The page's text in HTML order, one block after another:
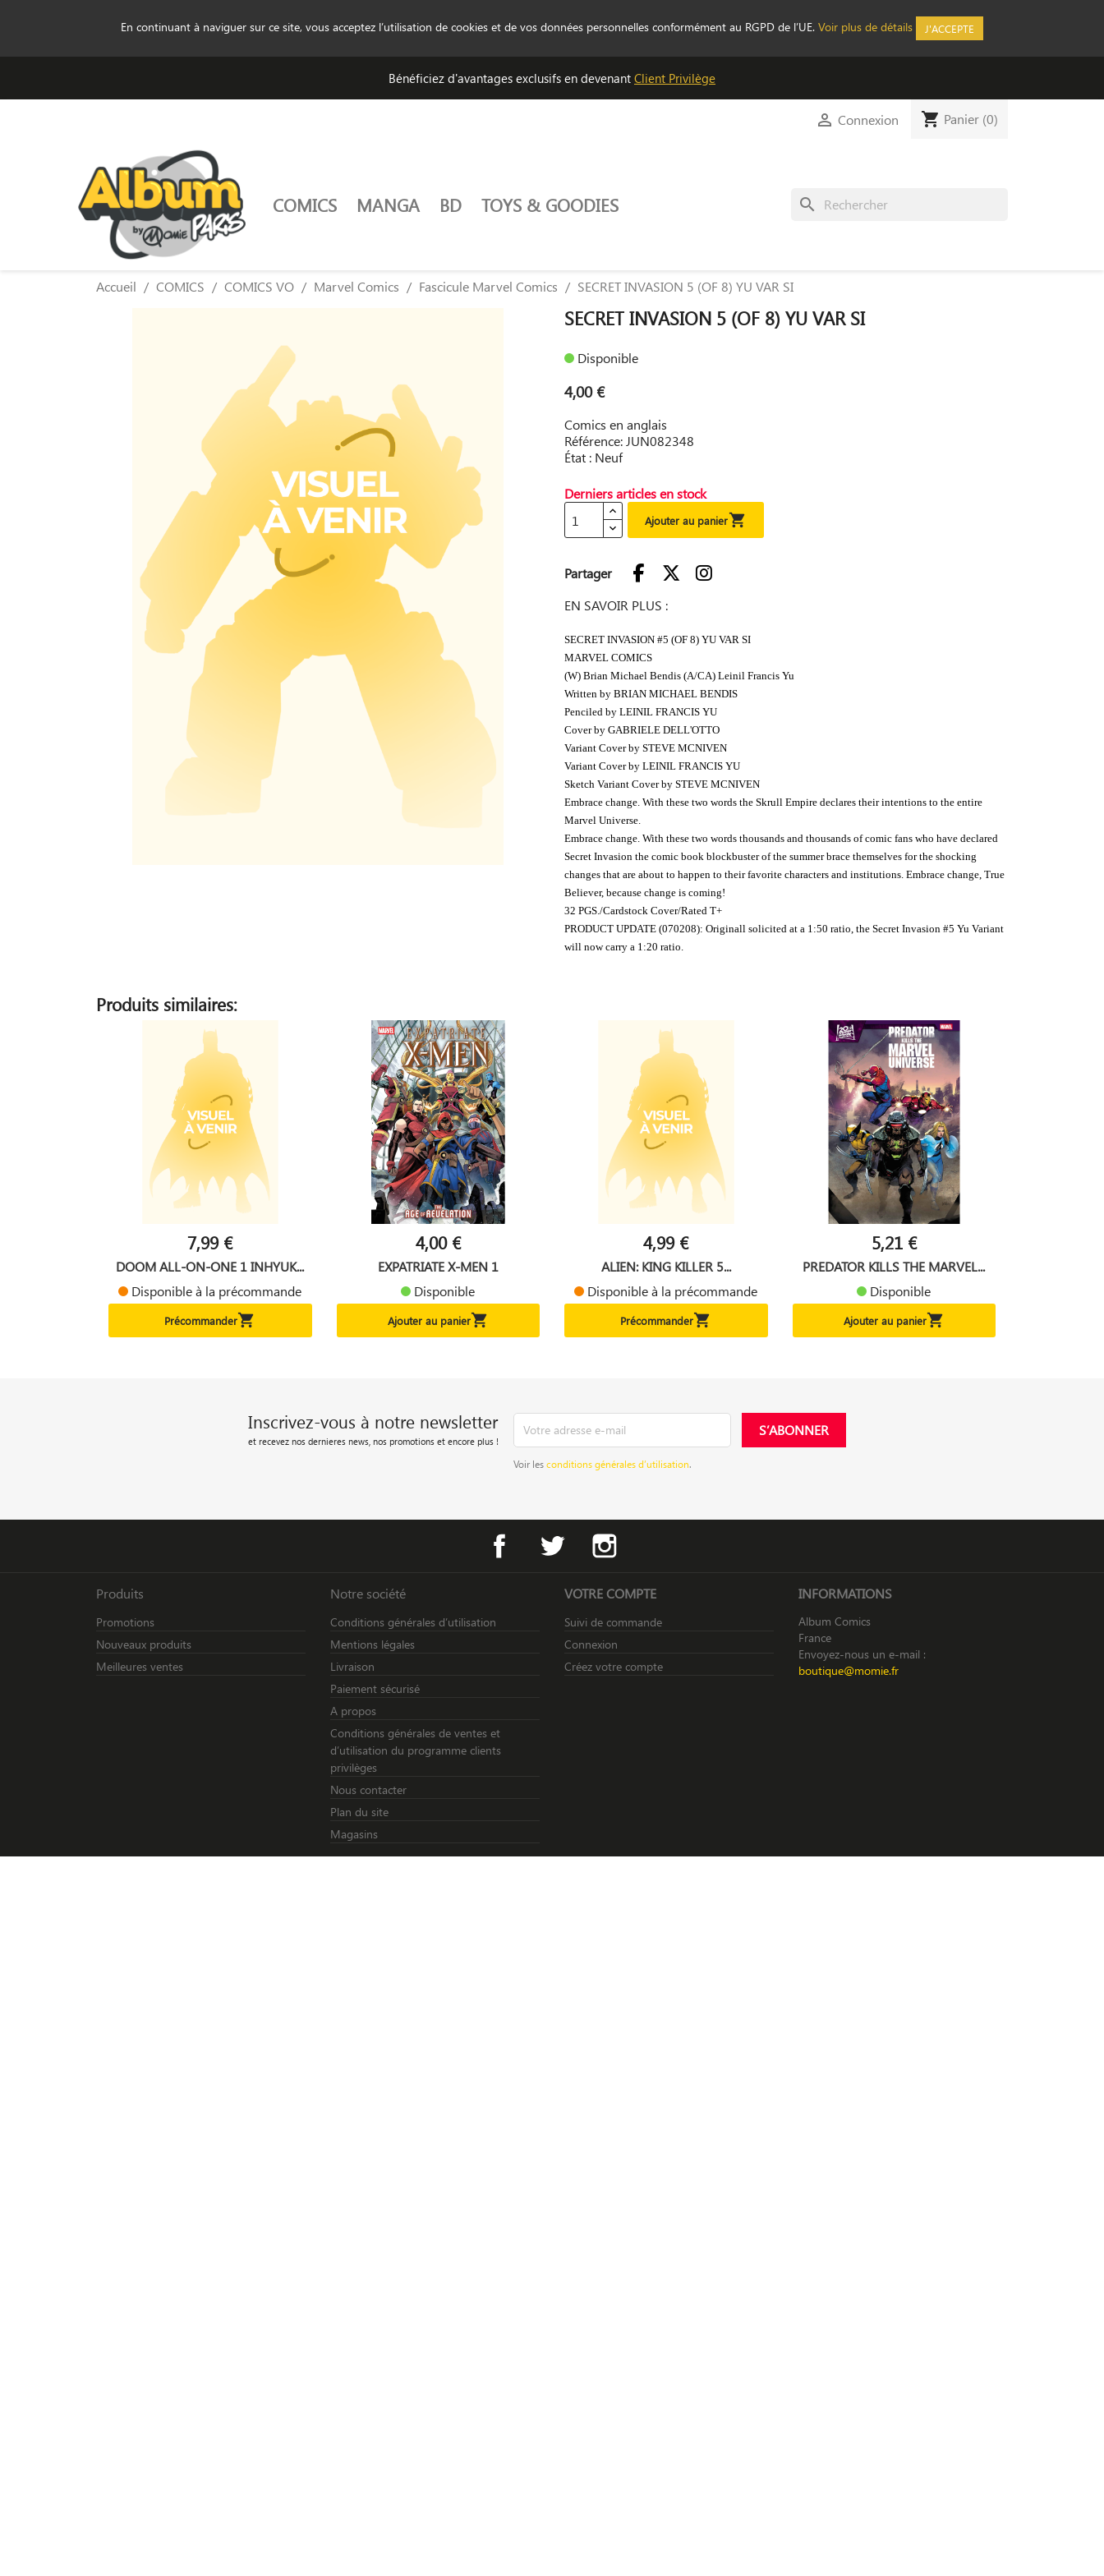
En continuant à naviguer sur ce site, vous acceptez l’utilisation de cookies et de vos données personnelles conformément au RGPD de l’UE. Voir plus de détails J'ACCEPTE
Bénéficiez d'avantages exclusifs en devenant Client Privilège
 Connexion shopping_cart Panier (0)
search
COMICS MANGA BD TOYS & GOODIES
Accueil COMICS COMICS VO Marvel Comics Fascicule Marvel Comics SECRET INVASION 5 (OF 8) YU VAR SI
SECRET INVASION 5 (OF 8) YU VAR SI
Disponible
4,00 €
Comics en anglais
Référence: JUN082348
État : Neuf
Derniers articles en stock
Ajouter au panier
Partager
EN SAVOIR PLUS :
SECRET INVASION #5 (OF 8) YU VAR SI
MARVEL COMICS
(W) Brian Michael Bendis (A/CA) Leinil Francis Yu
Written by BRIAN MICHAEL BENDIS
Penciled by LEINIL FRANCIS YU
Cover by GABRIELE DELL'OTTO
Variant Cover by STEVE MCNIVEN
Variant Cover by LEINIL FRANCIS YU
Sketch Variant Cover by STEVE MCNIVEN
Embrace change. With these two words the Skrull Empire declares their intentions to the entire
Marvel Universe.
Embrace change. With these two words thousands and thousands of comic fans who have declared
Secret Invasion the comic book blockbuster of the summer brace themselves for the shocking
changes that are about to happen to their favorite characters and institutions. Embrace change, True
Believer, because change is coming!
32 PGS./Cardstock Cover/Rated T+
PRODUCT UPDATE (070208): Originall solicited at a 1:50 ratio, the Secret Invasion #5 Yu Variant
will now carry a 1:20 ratio.
Produits similaires:
7,99 €
DOOM ALL-ON-ONE 1 INHYUK...
Disponible à la précommande
Précommander
4,00 €
EXPATRIATE X-MEN 1
Disponible
Ajouter au panier
4,99 €
ALIEN: KING KILLER 5...
Disponible à la précommande
Précommander
5,21 €
PREDATOR KILLS THE MARVEL...
Disponible
Ajouter au panier
Inscrivez-vous à notre newsletter
et recevez nos dernieres news, nos promotions et encore plus !
Voir lesconditions générales d’utilisation.
Facebook Twitter
Produits
Promotions
Nouveaux produits
Meilleures ventes
Notre société
Conditions générales d’utilisation
Mentions légales
Livraison
Paiement sécurisé
A propos
Conditions générales de ventes et
d’utilisation du programme clients
privilèges
Nous contacter
Plan du site
Magasins
VOTRE COMPTE
Suivi de commande
Connexion
Créez votre compte
INFORMATIONS
Album Comics
France
Envoyez-nous un e-mail :
boutique@momie.fr